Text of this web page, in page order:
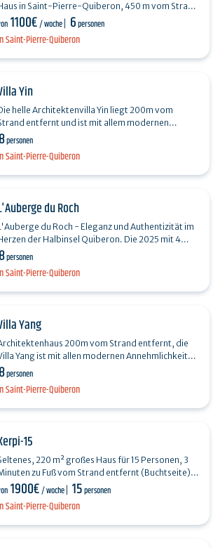
Saint-Pierre-Quiberon
in Saint-Pierre-Quiberon, 450 m vom Strand
Kerbourgnec entfernt. Dieses vor kurzem
erbaute, ebenerdige…
1100€/ woche 6personen
Saint-Pierre-Quiberon
Yin
helle Architektenvilla Yin liegt 200m vom
entfernt und ist mit allem modernen
Komfort ausgestattet: 4 große Schlafzimmer mit
4 angrenzenden…
8personen
Saint-Pierre-Quiberon
du Roch
du Roch - Eleganz und Authentizität im
der Halbinsel Quiberon. Die 2025 mit 4
Sternen klassifizierte L'Auberge du Roch
empfängt Sie in…
8personen
Saint-Pierre-Quiberon
Yang
200m vom Strand entfernt, die
Yang ist mit allen modernen Annehmlichkeiten
ausgestattet: 4 große Schlafzimmer mit 4
Badezimmern +…
8personen
Saint-Pierre-Quiberon
15
220 m² großes Haus für 15 Personen, 3
zu Fuß vom Strand entfernt (Buchtseite).
Haus KERPI, sehr geräumig, hell, neu und ruhig…
1900€/ woche 15personen